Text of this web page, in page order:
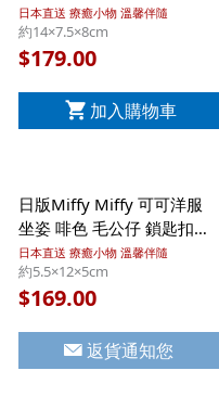
掛飾 (713)【市集世界 - 日
本市集】
日本直送 療癒小物 溫馨伴隨
約14×7.5×8cm
$179.00
加入購物車
日版Miffy Miffy 可可洋服
坐姿 啡色 毛公仔 鎖匙扣掛
飾 (676)【市集世界 - 日本
市集】
日本直送 療癒小物 溫馨伴隨
約5.5×12×5cm
$169.00
返貨通知您